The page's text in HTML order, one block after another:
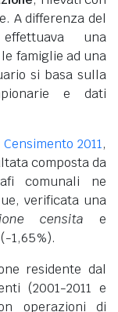
A differenza del
una
famiglie ad una
si basa sulla
e dati
2011,
composta da
comunali ne
verificata una
censita e
1,65%).
residente dal
(2001-2011 e
operazioni di